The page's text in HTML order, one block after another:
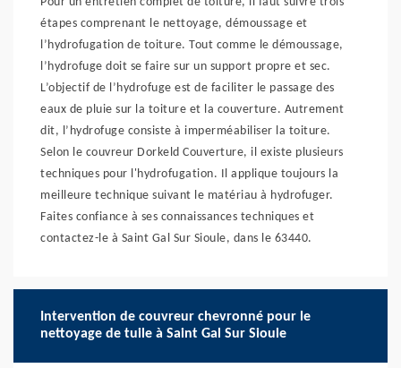
étapes comprenant le nettoyage, démoussage et
l’hydrofugation de toiture. Tout comme le démoussage,
l’hydrofuge doit se faire sur un support propre et sec.
L’objectif de l’hydrofuge est de faciliter le passage des
eaux de pluie sur la toiture et la couverture. Autrement
dit, l’hydrofuge consiste à imperméabiliser la toiture.
Selon le couvreur Dorkeld Couverture, il existe plusieurs
techniques pour l'hydrofugation. Il applique toujours la
meilleure technique suivant le matériau à hydrofuger.
Faites confiance à ses connaissances techniques et
contactez-le à Saint Gal Sur Sioule, dans le 63440.
Intervention de couvreur chevronné pour le
nettoyage de tuile à Saint Gal Sur Sioule